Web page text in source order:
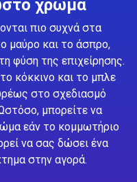
χρώμα
πιο συχνά στα
μαύρο και το άσπρο,
φύση της επιχείρησης.
κόκκινο και το μπλε
στο σχεδιασμό
μπορείτε να
εάν το κομμωτήριο
να σας δώσει ένα
στην αγορά.